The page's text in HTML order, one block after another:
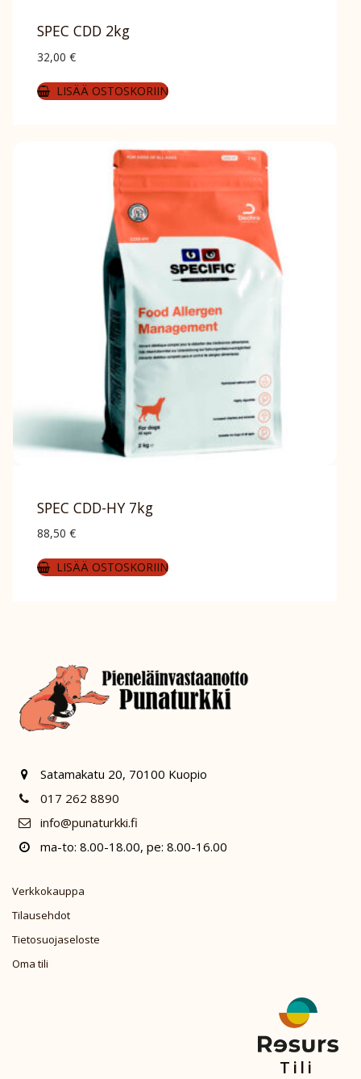
SPEC CDD 2kg
32,00 €
LISÄÄ OSTOSKORIIN
SPEC CDD-HY 7kg
88,50 €
LISÄÄ OSTOSKORIIN
Satamakatu 20, 70100 Kuopio
017 262 8890
info@punaturkki.fi
ma-to: 8.00-18.00, pe: 8.00-16.00
Verkkokauppa
Tilausehdot
Tietosuojaseloste
Oma tili
Tili